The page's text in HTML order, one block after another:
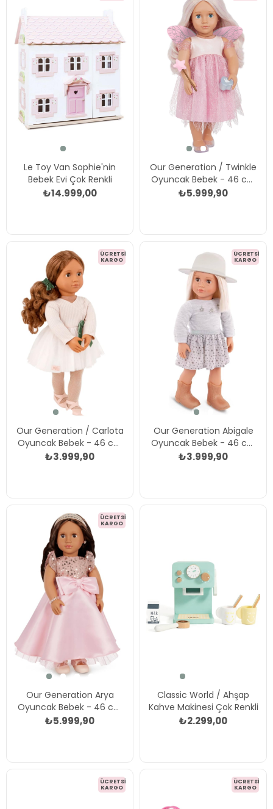
Le Toy Van Sophie'nin
Bebek Evi Çok Renkli
₺14.999,00
Our Generation / Twinkle
Oyuncak Bebek - 46 cm
Çok Renkli
₺5.999,90
Our Generation / Carlota
Oyuncak Bebek - 46 cm
Çok Renkli
₺3.999,90
ÜCRETSIZ
KARGO
Our Generation Abigale
Oyuncak Bebek - 46 cm
Çok Renkli
₺3.999,90
ÜCRETSIZ
KARGO
Our Generation Arya
Oyuncak Bebek - 46 cm
Çok Renkli
₺5.999,90
ÜCRETSIZ
KARGO
Classic World / Ahşap
Kahve Makinesi Çok Renkli
₺2.299,00
ÜCRETSIZ
KARGO
ÜCRETSIZ
KARGO